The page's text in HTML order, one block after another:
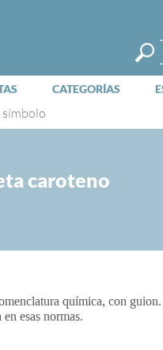
CATEGORÍAS
símbolo
caroteno
química, con
esas normas.